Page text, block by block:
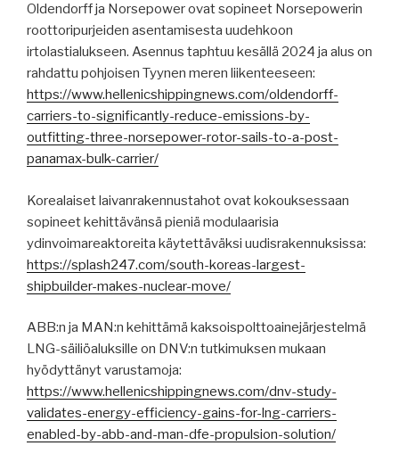
Oldendorff ja Norsepower ovat sopineet Norsepowerin
roottoripurjeiden asentamisesta uudehkoon
irtolastialukseen. Asennus taphtuu kesällä 2024 ja alus on
rahdattu pohjoisen Tyynen meren liikenteeseen:
https://www.hellenicshippingnews.com/oldendorff-
carriers-to-significantly-reduce-emissions-by-
outfitting-three-norsepower-rotor-sails-to-a-post-
panamax-bulk-carrier/
Korealaiset laivanrakennustahot ovat kokouksessaan
sopineet kehittävänsä pieniä modulaarisia
ydinvoimareaktoreita käytettäväksi uudisrakennuksissa:
https://splash247.com/south-koreas-largest-
shipbuilder-makes-nuclear-move/
ABB:n ja MAN:n kehittämä kaksoispolttoainejärjestelmä
LNG-säiliöaluksille on DNV:n tutkimuksen mukaan
hyödyttänyt varustamoja:
https://www.hellenicshippingnews.com/dnv-study-
validates-energy-efficiency-gains-for-lng-carriers-
enabled-by-abb-and-man-dfe-propulsion-solution/